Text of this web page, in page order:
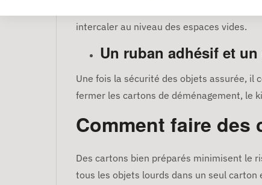
les biens à surface délicate, nous avons
intercaler au niveau des espaces vides.
Un ruban adhésif et
Une fois la sécurité des objets assurée, il
fermer les cartons de déménagement, le
Comment faire des
Des cartons bien préparés minimisent le
tous les objets lourds dans un seul